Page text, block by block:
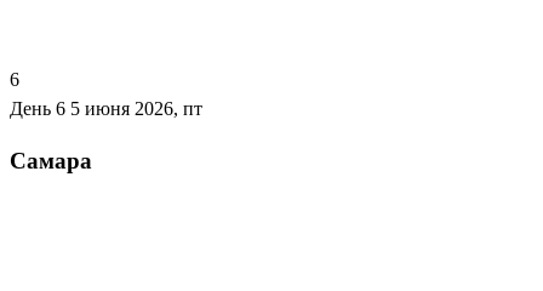
6
День 6 5 июня 2026, пт
Самара